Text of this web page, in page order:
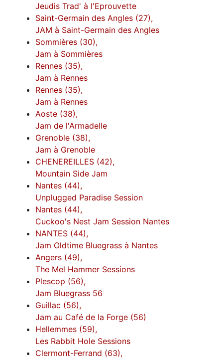
Jeudis Trad' à l'Eprouvette
Saint-Germain des Angles (27),
JAM à Saint-Germain des Angles
Sommières (30),
Jam à Sommières
Rennes (35),
Jam à Rennes
Rennes (35),
Jam à Rennes
Aoste (38),
Jam de l'Armadelle
Grenoble (38),
Jam à Grenoble
CHENEREILLES (42),
Mountain Side Jam
Nantes (44),
Unplugged Paradise Session
Nantes (44),
Cuckoo's Nest Jam Session Nantes
NANTES (44),
Jam Oldtime Bluegrass à Nantes
Angers (49),
The Mel Hammer Sessions
Plescop (56),
Jam Bluegrass 56
Guillac (56),
Jam au Café de la Forge (56)
Hellemmes (59),
Les Rabbit Hole Sessions
Clermont-Ferrand (63),